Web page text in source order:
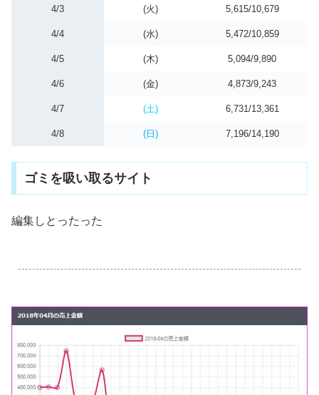
4/3 (火) 5,615/10,679
4/4 (水) 5,472/10,859
4/5 (木) 5,094/9,890
4/6 (金) 4,873/9,243
4/7 (土) 6,731/13,361
4/8 (日) 7,196/14,190
ゴミを吸い取るサイト
編集しとったった